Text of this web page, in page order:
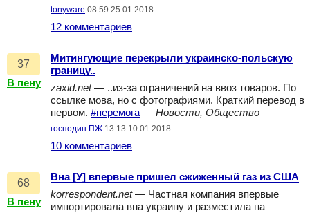
tonyware 08:59 25.01.2018
12 комментариев
37
В пену
Митингующие перекрыли украинско-польскую
границу..
zaxid.net— ..из-за ограничений на ввоз товаров. По
ссылке мова, но с фотографиями. Краткий перевод в
первом. #перемога — Новости, Общество
господин ПЖ 13:13 10.01.2018
10 комментариев
68
В пену
Вна [У] впервые пришел сжиженный газ из США
korrespondent.net— Частная компания впервые
импортировала вна украину и разместила на